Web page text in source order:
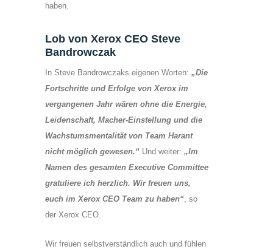
haben.
Lob von Xerox CEO Steve
Bandrowczak
In Steve Bandrowczaks eigenen Worten: „Die
Fortschritte und Erfolge von Xerox im
vergangenen Jahr wären ohne die Energie,
Leidenschaft, Macher-Einstellung und die
Wachstumsmentalität von Team Harant
nicht möglich gewesen.“ Und weiter: „Im
Namen des gesamten Executive Committee
gratuliere ich herzlich. Wir freuen uns,
euch im Xerox CEO Team zu haben“ , so
der Xerox CEO.
Wir freuen selbstverständlich auch und fühlen